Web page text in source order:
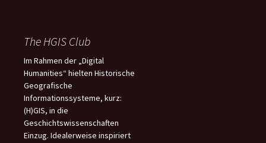
The HGIS Club
Im Rahmen der „Digital
Humanities“ hielten Historische
Geografische
Informationssysteme, kurz:
(H)GIS, in die
Geschichtswissenschaften
Einzug. Idealerweise inspiriert